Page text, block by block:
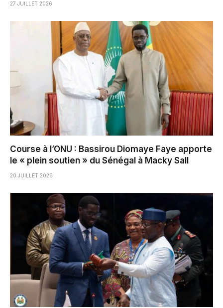
27 JUILLET 2026
Course à l’ONU : Bassirou Diomaye Faye apporte
le « plein soutien » du Sénégal à Macky Sall
20 JUILLET 2026